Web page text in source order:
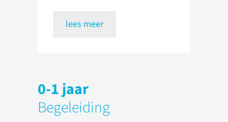
lees meer
0-1 jaar
Begeleiding